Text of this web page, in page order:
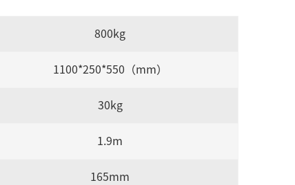
800kg
1100*250*550（mm）
30kg
1.9m
165mm